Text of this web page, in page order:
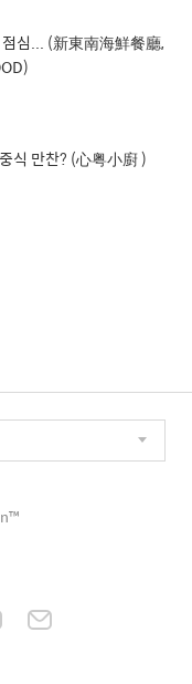
심... (新東南海鮮餐廳,
식 만찬? (心粤小廚 )